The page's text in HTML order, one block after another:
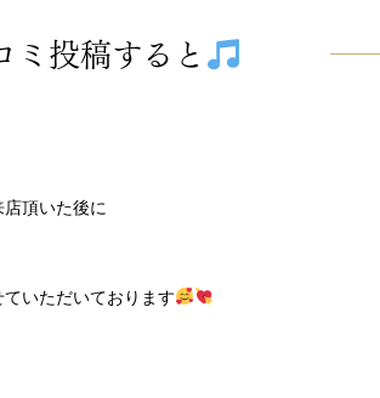
ミ投稿すると
頂いた後に
いただいております